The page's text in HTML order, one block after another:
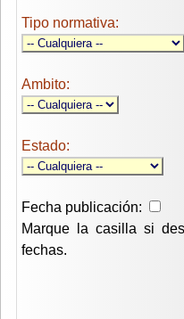
Tipo normativa:
Ambito:
Estado:
Fecha publicación:
Marque la casilla si
fechas.